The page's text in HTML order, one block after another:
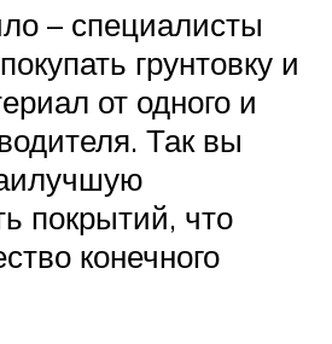
– специалисты
грунтовку и
от одного и
Так вы
покрытий, что
конечного